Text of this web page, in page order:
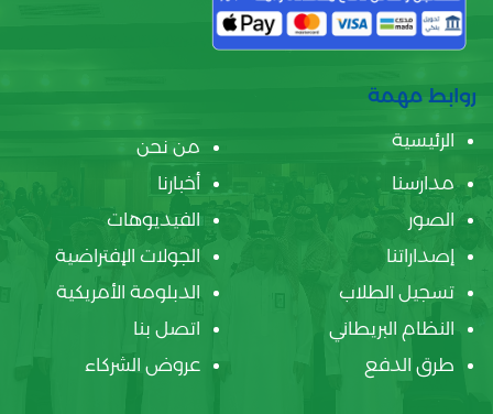
روابط مهمة
الرئيسية
من نحن
مدارسنا
أخبارنا
الصور
الفيديوهات
إصداراتنا
الجولات الإفتراضية
تسجيل الطلاب
الدبلومة الأمريكية
النظام البريطاني
اتصل بنا
طرق الدفع
عروض الشركاء